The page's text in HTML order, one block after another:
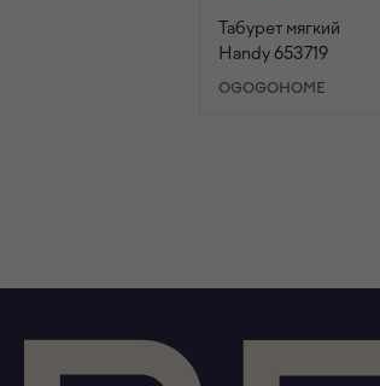
Табурет мягкий
Handy 653719
OGOGOHOME